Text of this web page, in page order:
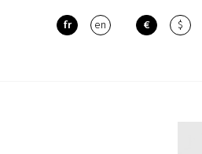
fr en € $